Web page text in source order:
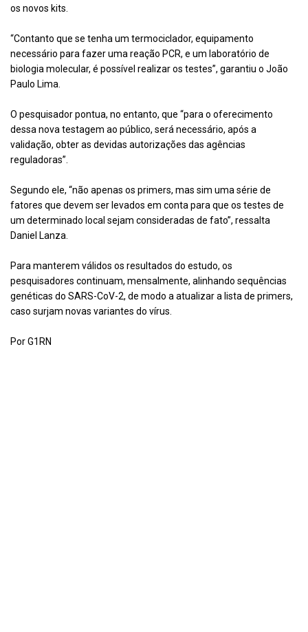
os novos kits.
“Contanto que se tenha um termociclador, equipamento
necessário para fazer uma reação PCR, e um laboratório de
biologia molecular, é possível realizar os testes”, garantiu o João
Paulo Lima.
O pesquisador pontua, no entanto, que “para o oferecimento
dessa nova testagem ao público, será necessário, após a
validação, obter as devidas autorizações das agências
reguladoras”.
Segundo ele, “não apenas os primers, mas sim uma série de
fatores que devem ser levados em conta para que os testes de
um determinado local sejam consideradas de fato”, ressalta
Daniel Lanza.
Para manterem válidos os resultados do estudo, os
pesquisadores continuam, mensalmente, alinhando sequências
genéticas do SARS-CoV-2, de modo a atualizar a lista de primers,
caso surjam novas variantes do vírus.
Por G1RN